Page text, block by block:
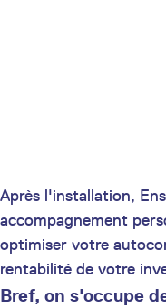
Après l'installation,
accompagnement
optimiser votre
rentabilité de votre
Bref, on s'occupe